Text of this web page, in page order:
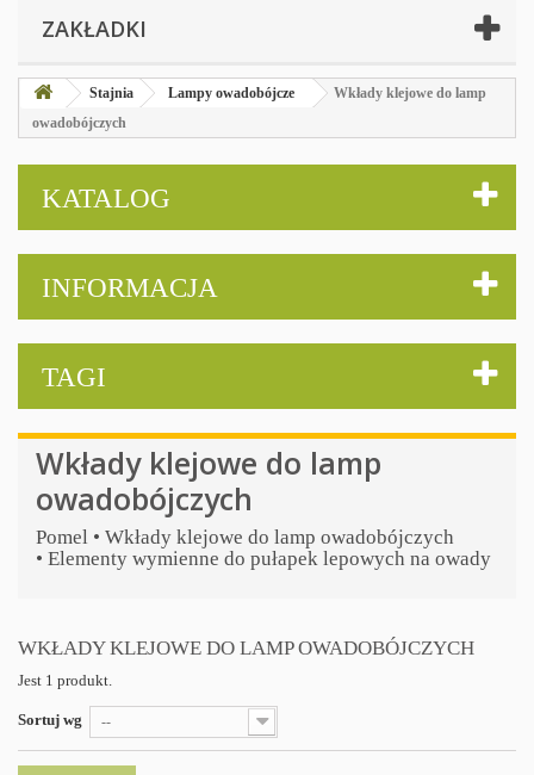
ZAKŁADKI
Stajnia Lampy owadobójcze
Wkłady klejowe do lamp
owadobójczych
KATALOG
INFORMACJA
TAGI
Wkłady klejowe do lamp
owadobójczych
Pomel • Wkłady klejowe do lamp owadobójczych
• Elementy wymienne do pułapek lepowych na owady
WKŁADY KLEJOWE DO LAMP OWADOBÓJCZYCH
Jest 1 produkt.
Sortuj wg --